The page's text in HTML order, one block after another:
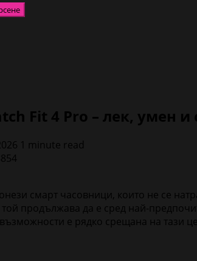
Fit 4 Pro – лек, умен
1 minute read
смарт часовници, които не се
продължава да е сред най-
е рядко срещана на тази